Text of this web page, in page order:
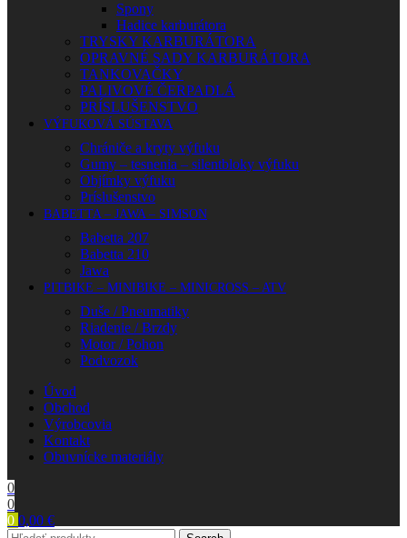
Spony
Hadice karburátora
TRYSKY KARBURÁTORA
OPRAVNÉ SADY KARBURÁTORA
TANKOVAČKY
PALIVOVÉ ČERPADLÁ
PRÍSLUŠENSTVO
VÝFUKOVÁ SÚSTAVA
Chrániče a kryty výfuku
Gumy – tesnenia – silentbloky výfuku
Objímky výfuku
Príslušenstvo
BABETTA – JAWA – SIMSON
Babetta 207
Babetta 210
Jawa
PITBIKE – MINIBIKE – MINICROSS – ATV
Duše / Pneumatiky
Riadenie / Brzdy
Motor / Pohon
Podvozok
Úvod
Obchod
Výrobcovia
Kontakt
Obuvnícke materiály
0
0
0 0,00 €